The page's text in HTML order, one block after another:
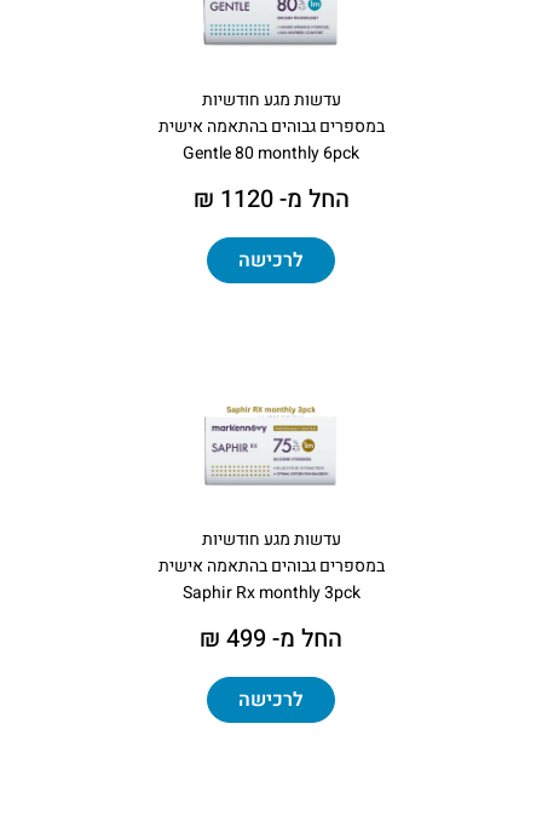
עדשות מגע חודשיות
במספרים גבוהים בהתאמה אישית
Gentle 80 monthly 6pck
החל מ- 1120 ₪
לרכישה
עדשות מגע חודשיות
במספרים גבוהים בהתאמה אישית
Saphir Rx monthly 3pck
החל מ- 499 ₪
לרכישה